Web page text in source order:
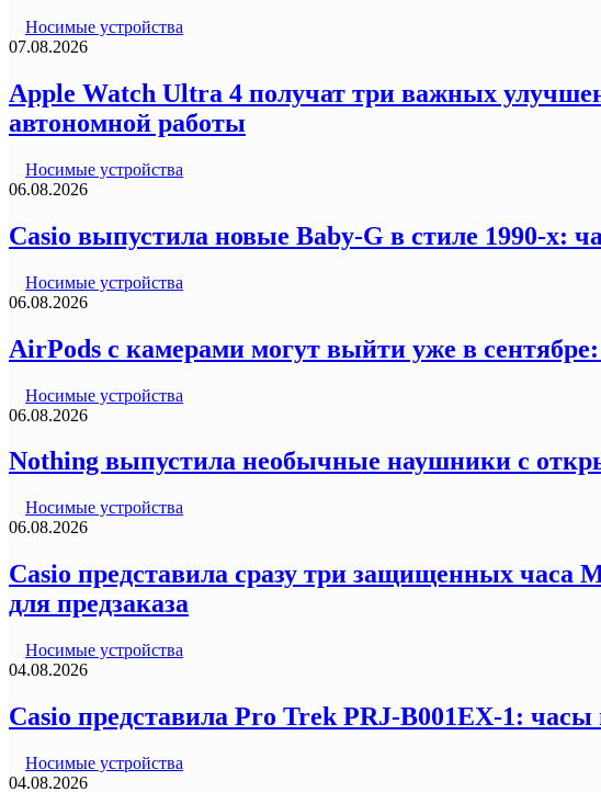
Носимые устройства
07.08.2026
Apple Watch Ultra 4 получат три важных
автономной работы
Носимые устройства
06.08.2026
Casio выпустила новые Baby-G в стиле 1990-х:
Носимые устройства
06.08.2026
AirPods с камерами могут выйти уже в
Носимые устройства
06.08.2026
Nothing выпустила необычные наушники с
Носимые устройства
06.08.2026
Casio представила сразу три защищенных
для предзаказа
Носимые устройства
04.08.2026
Casio представила Pro Trek PRJ-B001EX-1:
Носимые устройства
04.08.2026